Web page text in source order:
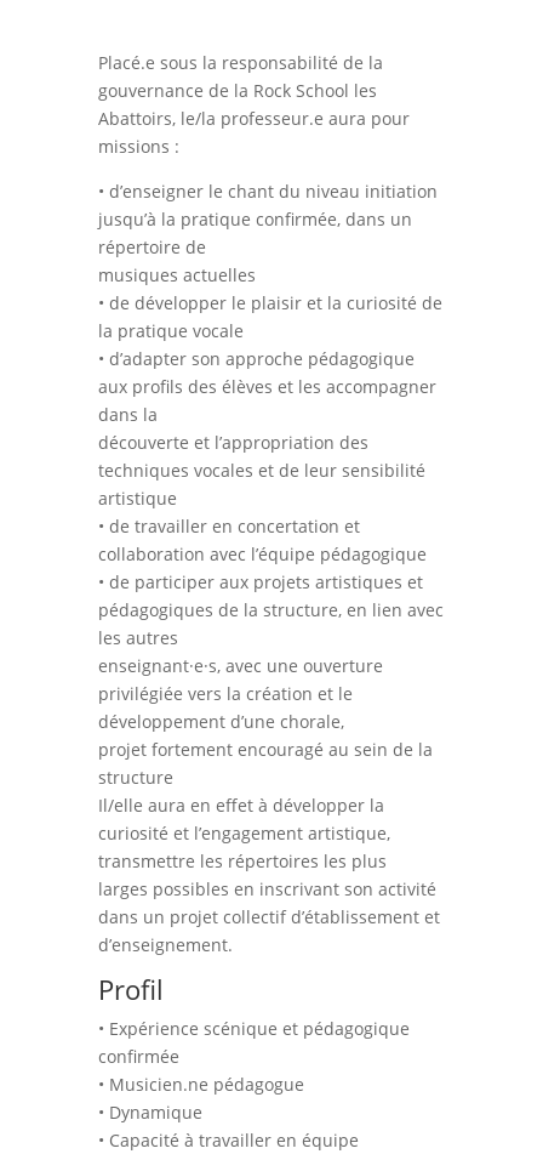
Placé.e sous la responsabilité de la
gouvernance de la Rock School les
Abattoirs, le/la professeur.e aura pour
missions :
• d’enseigner le chant du niveau initiation
jusqu’à la pratique confirmée, dans un
répertoire de
musiques actuelles
• de développer le plaisir et la curiosité de
la pratique vocale
• d’adapter son approche pédagogique
aux profils des élèves et les accompagner
dans la
découverte et l’appropriation des
techniques vocales et de leur sensibilité
artistique
• de travailler en concertation et
collaboration avec l’équipe pédagogique
• de participer aux projets artistiques et
pédagogiques de la structure, en lien avec
les autres
enseignant·e·s, avec une ouverture
privilégiée vers la création et le
développement d’une chorale,
projet fortement encouragé au sein de la
structure
Il/elle aura en effet à développer la
curiosité et l’engagement artistique,
transmettre les répertoires les plus
larges possibles en inscrivant son activité
dans un projet collectif d’établissement et
d’enseignement.
Profil
• Expérience scénique et pédagogique
confirmée
• Musicien.ne pédagogue
• Dynamique
• Capacité à travailler en équipe